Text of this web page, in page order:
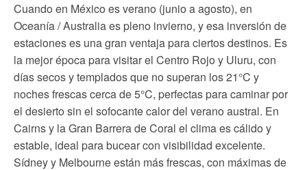
Cuando en México es verano (junio a agosto), en
Oceanía / Australia es pleno invierno, y esa inversión de
estaciones es una gran ventaja para ciertos destinos. Es
la mejor época para visitar el Centro Rojo y Uluru, con
días secos y templados que no superan los 21°C y
noches frescas cerca de 5°C, perfectas para caminar por
el desierto sin el sofocante calor del verano austral. En
Cairns y la Gran Barrera de Coral el clima es cálido y
estable, ideal para bucear con visibilidad excelente.
Sídney y Melbourne están más frescas, con máximas de